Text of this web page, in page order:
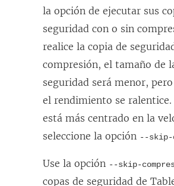
la opción de ejecutar sus
seguridad con o sin
realice la copia de
compresión, el tamaño de
seguridad será menor,
el rendimiento se
está más centrado en la
seleccione la opción --skip-
Use la opción --skip-
copas de seguridad de